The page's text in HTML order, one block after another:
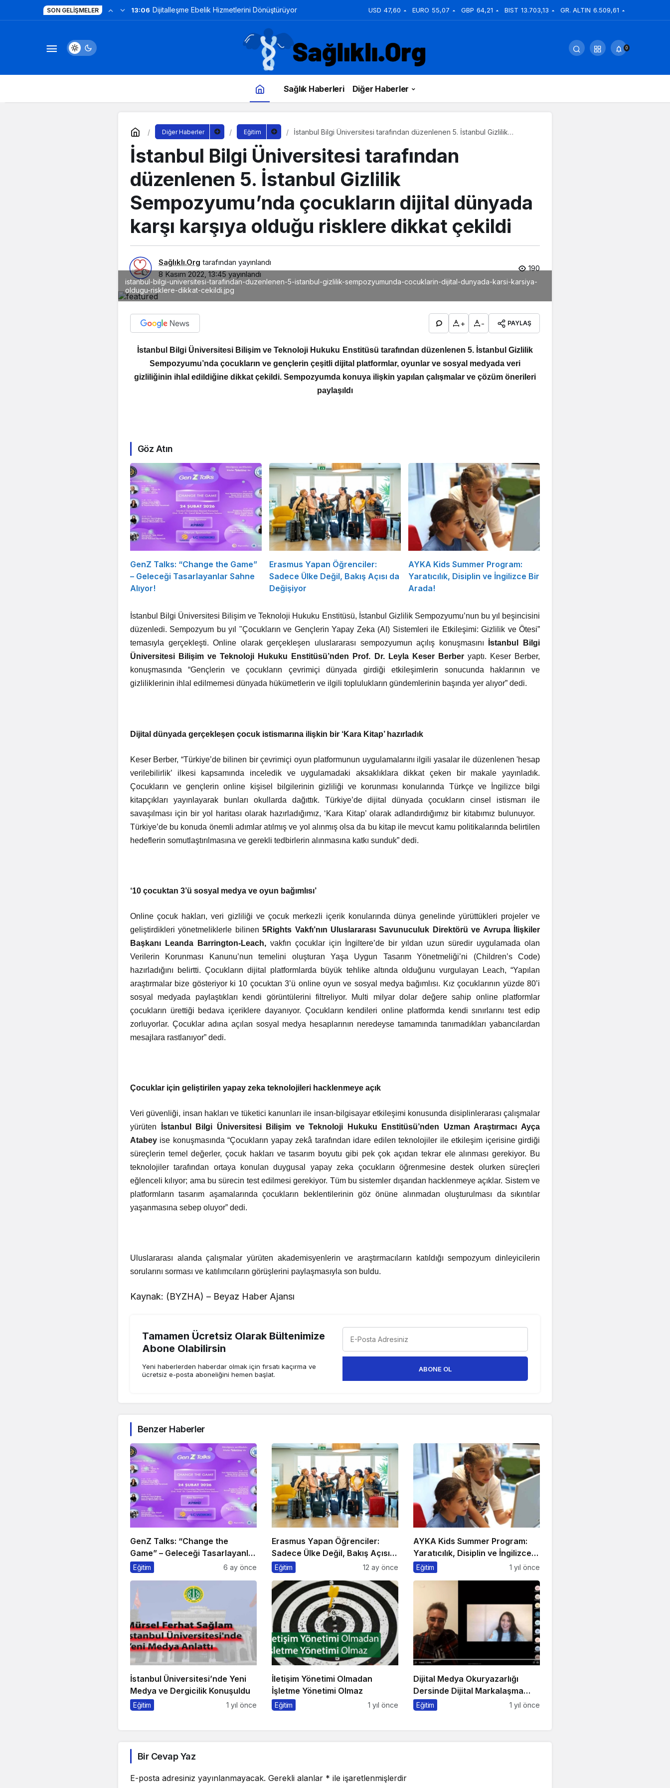
SON GELIŞMELER 13:06 Dijitalleşme Ebelik Hizmetlerini Dönüştürüyor USD 47,60 EURO 55,07 GBP 64,21 BIST 13.703,13 GR. ALTIN 6.509,61
0
Sağlık Haberleri Diğer Haberler
Diğer Haberler Eğitim
İstanbul Bilgi Üniversitesi tarafından düzenlenen 5. İstanbul Gizlilik
dikkat çekildi
İstanbul Bilgi Üniversitesi tarafından
düzenlenen 5. İstanbul Gizlilik
Sempozyumu’nda çocukların dijital dünyada
karşı karşıya olduğu risklere dikkat çekildi
Sağlıklı.Org tarafından yayınlandı
8 Kasım 2022, 13:45 yayınlandı
190
istanbul-bilgi-universitesi-tarafindan-duzenlenen-5-istanbul-gizlilik-sempozyumunda-cocuklarin-dijital-dunyada-karsi-karsiya-
oldugu-risklere-dikkat-cekildi.jpg
+ - PAYLAŞ
İstanbul Bilgi Üniversitesi Bilişim ve Teknoloji Hukuku Enstitüsü tarafından düzenlenen 5. İstanbul Gizlilik
Sempozyumu’nda çocukların ve gençlerin çeşitli dijital platformlar, oyunlar ve sosyal medyada veri
gizliliğinin ihlal edildiğine dikkat çekildi. Sempozyumda konuya ilişkin yapılan çalışmalar ve çözüm önerileri
paylaşıldı
Göz Atın
GenZ Talks: “Change the Game”
– Geleceği Tasarlayanlar Sahne
Alıyor!
Erasmus Yapan Öğrenciler:
Sadece Ülke Değil, Bakış Açısı da
Değişiyor
AYKA Kids Summer Program:
Yaratıcılık, Disiplin ve İngilizce Bir
Arada!
İstanbul Bilgi Üniversitesi Bilişim ve Teknoloji Hukuku Enstitüsü, İstanbul Gizlilik Sempozyumu’nun bu yıl beşincisini
düzenledi. Sempozyum bu yıl "Çocukların ve Gençlerin Yapay Zeka (AI) Sistemleri ile Etkileşimi: Gizlilik ve Ötesi”
temasıyla gerçekleşti. Online olarak gerçekleşen uluslararası sempozyumun açılış konuşmasını
İstanbul Bilgi
Üniversitesi Bilişim ve Teknoloji Hukuku Enstitüsü’nden Prof. Dr. Leyla Keser Berber yaptı. Keser Berber,
konuşmasında “Gençlerin ve çocukların çevrimiçi dünyada girdiği etkileşimlerin sonucunda haklarının ve
gizliliklerinin ihlal edilmemesi dünyada hükümetlerin ve ilgili toplulukların gündemlerinin başında yer alıyor” dedi.
Dijital dünyada gerçekleşen çocuk istismarına ilişkin bir ‘Kara Kitap’ hazırladık
Keser Berber, “Türkiye’de bilinen bir çevrimiçi oyun platformunun uygulamalarını ilgili yasalar ile düzenlenen 'hesap
verilebilirlik’ ilkesi kapsamında inceledik ve uygulamadaki aksaklıklara dikkat çeken bir makale yayınladık.
Çocukların ve gençlerin online kişisel bilgilerinin gizliliği ve korunması konularında Türkçe ve İngilizce bilgi
kitapçıkları yayınlayarak bunları okullarda dağıttık. Türkiye’de dijital dünyada çocukların cinsel istismarı ile
savaşılması için bir yol haritası olarak hazırladığımız, ‘Kara Kitap’ olarak adlandırdığımız bir kitabımız bulunuyor.
Türkiye’de bu konuda önemli adımlar atılmış ve yol alınmış olsa da bu kitap ile mevcut kamu politikalarında belirtilen
hedeflerin somutlaştırılmasına ve gerekli tedbirlerin alınmasına katkı sunduk” dedi.
‘10 çocuktan 3’ü sosyal medya ve oyun bağımlısı’
Online çocuk hakları, veri gizliliği ve çocuk merkezli içerik konularında dünya genelinde yürüttükleri projeler ve
geliştirdikleri yönetmeliklerle bilinen5Rights Vakfı’nın Uluslararası Savunuculuk Direktörü ve Avrupa İlişkiler
Başkanı Leanda Barrington-Leach, vakfın çocuklar için İngiltere’de bir yıldan uzun süredir uygulamada olan
Verilerin Korunması Kanunu’nun temelini oluşturan Yaşa Uygun Tasarım Yönetmeliği’ni (Children’s Code)
hazırladığını belirtti. Çocukların dijital platformlarda büyük tehlike altında olduğunu vurgulayan Leach, “Yapılan
araştırmalar bize gösteriyor ki 10 çocuktan 3’ü online oyun ve sosyal medya bağımlısı. Kız çocuklarının yüzde 80’i
sosyal medyada paylaştıkları kendi görüntülerini filtreliyor. Multi milyar dolar değere sahip online platformlar
çocukların ürettiği bedava içeriklere dayanıyor. Çocukların kendileri online platformda kendi sınırlarını test edip
zorluyorlar. Çocuklar adına açılan sosyal medya hesaplarının neredeyse tamamında tanımadıkları yabancılardan
mesajlara rastlanıyor” dedi.
Çocuklar için geliştirilen yapay zeka teknolojileri hacklenmeye açık
Veri güvenliği, insan hakları ve tüketici kanunları ile insan-bilgisayar etkileşimi konusunda disiplinlerarası çalışmalar
yürüten
İstanbul Bilgi Üniversitesi Bilişim ve Teknoloji Hukuku Enstitüsü’nden Uzman Araştırmacı Ayça
Atabey ise konuşmasında “Çocukların yapay zekâ tarafından idare edilen teknolojiler ile etkileşim içerisine girdiği
süreçlerin temel değerler, çocuk hakları ve tasarım boyutu gibi pek çok açıdan tekrar ele alınması gerekiyor. Bu
teknolojiler tarafından ortaya konulan duygusal yapay zeka çocukların öğrenmesine destek olurken süreçleri
eğlenceli kılıyor; ama bu sürecin test edilmesi gerekiyor. Tüm bu sistemler dışarıdan hacklenmeye açıklar. Sistem ve
platformların tasarım aşamalarında çocukların beklentilerinin göz önüne alınmadan oluşturulması da sıkıntılar
yaşanmasına sebep oluyor” dedi.
Uluslararası alanda çalışmalar yürüten akademisyenlerin ve araştırmacıların katıldığı sempozyum dinleyicilerin
sorularını sorması ve katılımcıların görüşlerini paylaşmasıyla son buldu.
Kaynak: (BYZHA) – Beyaz Haber Ajansı
Tamamen Ücretsiz Olarak Bültenimize
Abone Olabilirsin
Yeni haberlerden haberdar olmak için fırsatı kaçırma ve
ücretsiz e-posta aboneliğini hemen başlat.
ABONE OL
Benzer Haberler
GenZ Talks: “Change the
Game” – Geleceği Tasarlayanlar
Sahne Alıyor!
Eğitim 6 ay önce
Erasmus Yapan Öğrenciler:
Sadece Ülke Değil, Bakış Açısı
da Değişiyor
Eğitim 12 ay önce
AYKA Kids Summer Program:
Yaratıcılık, Disiplin ve İngilizce
Bir Arada!
Eğitim 1 yıl önce
İstanbul Üniversitesi’nde Yeni
Medya ve Dergicilik Konuşuldu
Eğitim 1 yıl önce
İletişim Yönetimi Olmadan
İşletme Yönetimi Olmaz
Eğitim 1 yıl önce
Dijital Medya Okuryazarlığı
Dersinde Dijital Markalaşma
Konuşuldu
Eğitim 1 yıl önce
Bir Cevap Yaz
E-posta adresiniz yayınlanmayacak. Gerekli alanlar * ile işaretlenmişlerdir